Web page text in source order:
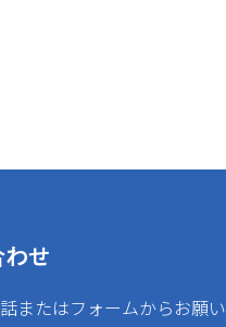
せ
またはフォームからお願い